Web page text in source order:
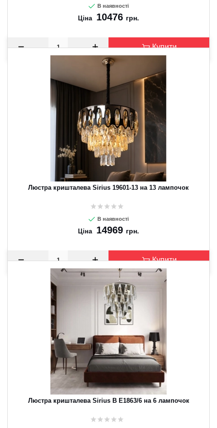
В наявності
Ціна 10476 грн.
Купити
Люстра кришталева Sirius 19601-13 на 13 лампочок
В наявності
Ціна 14969 грн.
Купити
Люстра кришталева Sirius B E1863/6 на 6 лампочок